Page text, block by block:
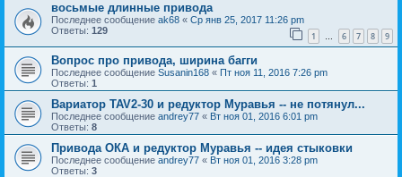
восьмые длинные привода
Последнее сообщение ak68 « Ср янв 25, 2017 11:26 pm
Ответы: 129 1 … 6 7 8 9
Вопрос про привода, ширина багги
Последнее сообщение Susanin168 « Пт ноя 11, 2016 7:26 pm
Ответы: 1
Вариатор TAV2-30 и редуктор Муравья -- не потянул...
Последнее сообщение andrey77 « Вт ноя 01, 2016 6:01 pm
Ответы: 8
Привода ОКА и редуктор Муравья -- идея стыковки
Последнее сообщение andrey77 « Вт ноя 01, 2016 3:28 pm
Ответы: 3